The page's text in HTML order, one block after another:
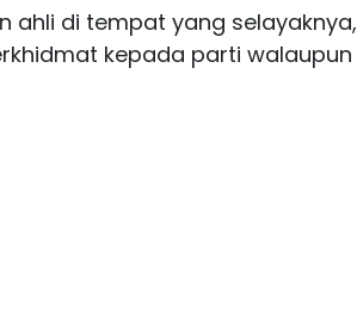
ahli di tempat yang selayaknya,
kepada parti walaupun